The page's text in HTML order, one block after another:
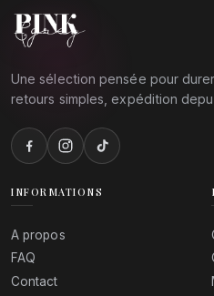
Une sélection pensée pour
retours simples, expédition
INFORMATIONS
A propos
FAQ
Contact